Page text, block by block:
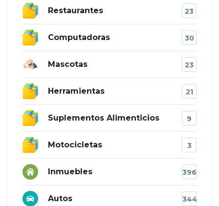
Restaurantes 23
Computadoras 30
Mascotas 23
Herramientas 21
Suplementos Alimenticios 9
Motocicletas 3
Inmuebles 396
Autos 344